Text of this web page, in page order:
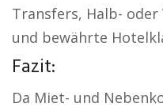
Transfers, Halb-
und bewährte
Fazit:
Da Miet- und